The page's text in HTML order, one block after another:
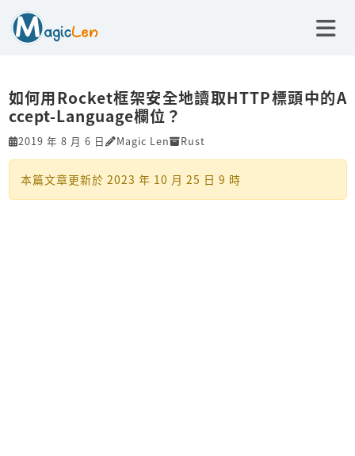
如何用Rocket框架安全地讀取HTTP標頭中的A
ccept-Language欄位？
2019 年 8 月 6 日 Magic Len Rust
本篇文章更新於 2023 年 10 月 25 日 9 時